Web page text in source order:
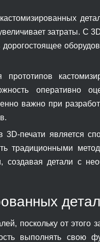
затраты. С
прототипов
оперативно
важно при
печати является
традиционными
создавая детали с
поскольку от этого
выполнять свою